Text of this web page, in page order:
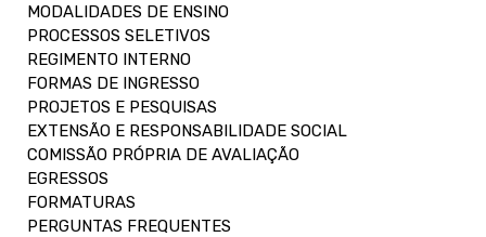
MODALIDADES DE ENSINO
PROCESSOS SELETIVOS
REGIMENTO INTERNO
FORMAS DE INGRESSO
PROJETOS E PESQUISAS
EXTENSÃO E RESPONSABILIDADE SOCIAL
COMISSÃO PRÓPRIA DE AVALIAÇÃO
EGRESSOS
FORMATURAS
PERGUNTAS FREQUENTES